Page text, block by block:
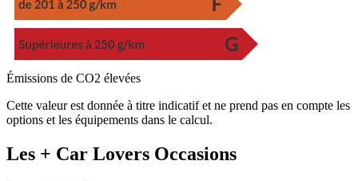
Émissions de CO2 élevées
Cette valeur est donnée à titre indicatif et ne prend pas en compte les
options et les équipements dans le calcul.
Les + Car Lovers Occasions